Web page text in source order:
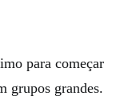
para começar
grupos grandes.